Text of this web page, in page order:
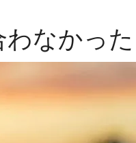
なかった